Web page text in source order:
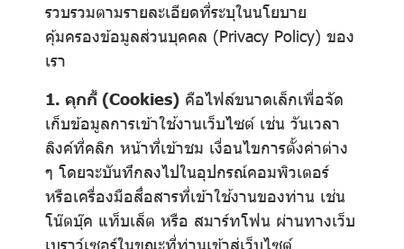
รวบรวมตามรายละเอียดที่ระบุในนโยบาย
คุ้มครองข้อมูลส่วนบุคคล (Privacy Policy) ของ
เรา
1. คุกกี้ (Cookies) คือไฟล์ขนาดเล็กเพื่อจัด
เก็บข้อมูลการเข้าใช้งานเว็บไซต์ เช่น วันเวลา
ลิงค์ที่คลิก หน้าที่เข้าชม เงื่อนไขการตั้งค่าต่าง
ๆ โดยจะบันทึกลงไปในอุปกรณ์คอมพิวเตอร์
หรือเครื่องมือสื่อสารที่เข้าใช้งานของท่าน เช่น
โน๊ตบุ๊ค แท็บเล็ต หรือ สมาร์ทโฟน ผ่านทางเว็บ
เบราว์เซอร์ในขณะที่ท่านเข้าสู่เว็บไซต์